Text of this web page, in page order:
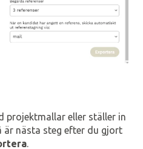
projektmallar eller ställer in
är nästa steg efter du gjort